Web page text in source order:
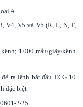
A
V4, V5 và V6 (R, L, N, F,
1.000 mẫu/giây/kênh
ra lệnh bắt đầu ECG 10
đặc biệt
2-25